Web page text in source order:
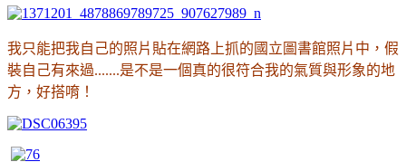
我只能把我自己的照片貼在網路上抓的國立圖書館照片中，假
裝自己有來過.......是不是一個真的很符合我的氣質與形象的地
方 ，好搭唷 ！